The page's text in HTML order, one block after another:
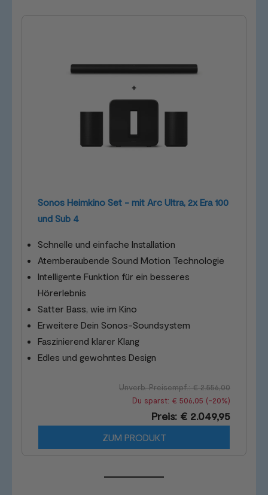
Sonos Heimkino Set - mit Arc Ultra, 2x Era 100
und Sub 4
Schnelle und einfache Installation
Atemberaubende Sound Motion Technologie
Intelligente Funktion für ein besseres
Hörerlebnis
Satter Bass, wie im Kino
Erweitere Dein Sonos-Soundsystem
Faszinierend klarer Klang
Edles und gewohntes Design
Unverb. Preisempf.: € 2.556,00
Du sparst: € 506,05 (-20%)
Preis: € 2.049,95
ZUM PRODUKT